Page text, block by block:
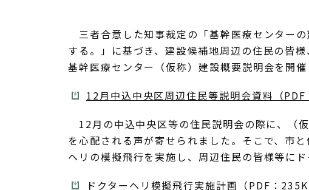
三者合意した知事裁定の「基幹医療センター
する。」に基づき、建設候補地周辺の住民の皆
基幹医療センター（仮称）建設概要説明会を開催
12月中込中央区周辺住民等説明会資料（PDF
12月の中込中央区等の住民説明会の際に、（
を心配される声が寄せられました。そこで、市
ヘリの模擬飛行を実施し、周辺住民の皆様等に
ドクターヘリ模擬飛行実施計画（PDF：